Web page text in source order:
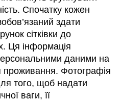
Спочатку кожен
здати
сітківки до
Ця інформація
даними на
проживання. Фотографія
того, щоб надати
ваги, її